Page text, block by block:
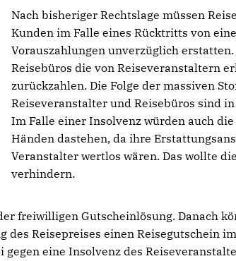
Nach bisheriger Rechtslage müssen
Kunden im Falle eines Rücktritts von
Vorauszahlungen unverzüglich
Reisebüros die von Reiseveranstaltern
zurückzahlen. Die Folge der massiven
Reiseveranstalter und Reisebüros sind
Im Falle einer Insolvenz würden auch
Händen dastehen, da ihre
Veranstalter wertlos wären. Das wollte
verhindern.
freiwilligen Gutscheinlösung. Danach
Reisepreises einen Reisegutschein
eine Insolvenz des